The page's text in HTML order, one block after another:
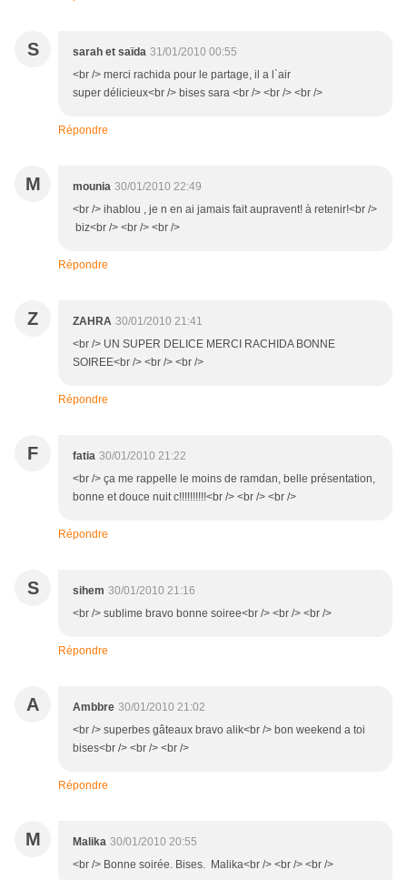
S sarah et saïda 31/01/2010 00:55
<br /> merci rachida pour le partage, il a l`air
super délicieux<br /> bises sara <br /> <br /> <br />
Répondre
M mounia 30/01/2010 22:49
<br /> ihablou , je n en ai jamais fait aupravent! à retenir!<br />
biz<br /> <br /> <br />
Répondre
Z ZAHRA 30/01/2010 21:41
<br /> UN SUPER DELICE MERCI RACHIDA BONNE
SOIREE<br /> <br /> <br />
Répondre
F fatia 30/01/2010 21:22
<br /> ça me rappelle le moins de ramdan, belle présentation,
bonne et douce nuit c!!!!!!!!!!<br /> <br /> <br />
Répondre
S sihem 30/01/2010 21:16
<br /> sublime bravo bonne soiree<br /> <br /> <br />
Répondre
A Ambbre 30/01/2010 21:02
<br /> superbes gâteaux bravo alik<br /> bon weekend a toi
bises<br /> <br /> <br />
Répondre
M Malika 30/01/2010 20:55
<br /> Bonne soirée. Bises. Malika<br /> <br /> <br />